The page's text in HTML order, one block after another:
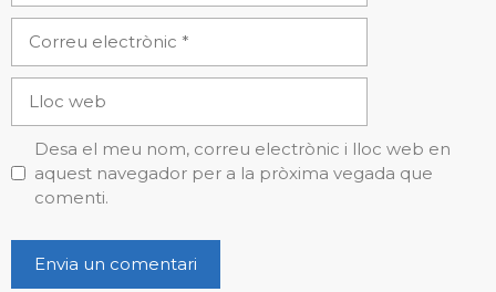
electrònic
web
Desa el meu nom, correu electrònic i lloc web en
aquest navegador per a la pròxima vegada que
comenti.